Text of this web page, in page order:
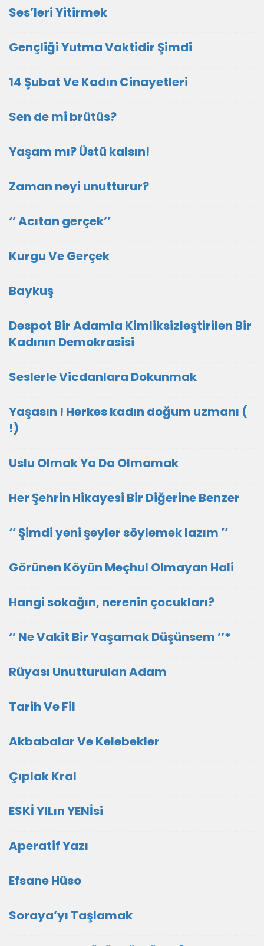
Ses’leri Yitirmek
Gençliği Yutma Vaktidir Şimdi
14 Şubat Ve Kadın Cinayetleri
Sen de mi brütüs?
Yaşam mı? Üstü kalsın!
Zaman neyi unutturur?
‘’ Acıtan gerçek’’
Kurgu Ve Gerçek
Baykuş
Despot Bir Adamla Kimliksizleştirilen Bir
Kadının Demokrasisi
Seslerle Vicdanlara Dokunmak
Yaşasın ! Herkes kadın doğum uzmanı (
!)
Uslu Olmak Ya Da Olmamak
Her Şehrin Hikayesi Bir Diğerine Benzer
‘’ Şimdi yeni şeyler söylemek lazım ’’
Görünen Köyün Meçhul Olmayan Hali
Hangi sokağın, nerenin çocukları?
‘’ Ne Vakit Bir Yaşamak Düşünsem ’’*
Rüyası Unutturulan Adam
Tarih Ve Fil
Akbabalar Ve Kelebekler
Çıplak Kral
ESKİ YILın YENİsi
Aperatif Yazı
Efsane Hüso
Soraya’yı Taşlamak